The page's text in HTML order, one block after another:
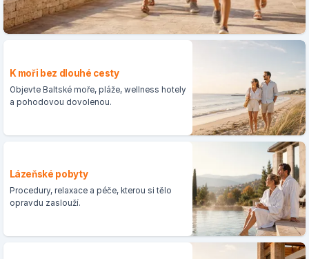
K moři bez dlouhé cesty
Objevte Baltské moře, pláže, wellness hotely
a pohodovou dovolenou.
Lázeňské pobyty
Procedury, relaxace a péče, kterou si tělo
opravdu zaslouží.